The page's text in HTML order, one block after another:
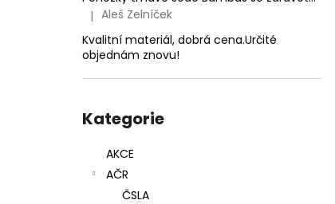
Hodnocení produktu je 5 z 5 hvězdiček.
| Aleš Zelníček
Kvalitní materiál, dobrá cena.Určité
objednám znovu!
kategorie
Kategorie
AKCE
AČR
ČSLA
970 Kč